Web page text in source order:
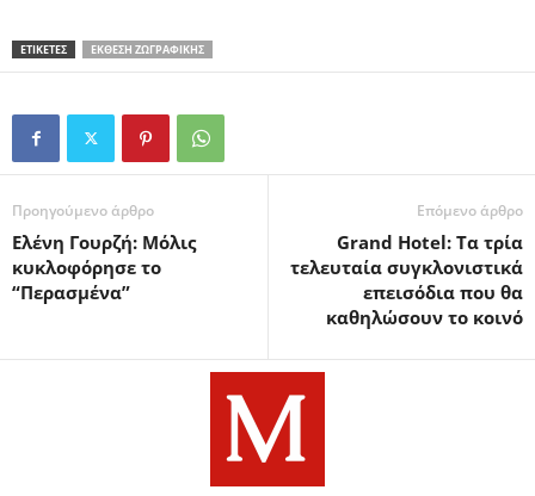
ΕΤΙΚΕΤΕΣ ΈΚΘΕΣΗ ΖΩΓΡΑΦΙΚΉΣ
Προηγούμενο άρθρο
Ελένη Γουρζή: Μόλις
κυκλοφόρησε το
“Περασμένα”
Επόμενο άρθρο
Grand Hotel: Τα τρία
τελευταία συγκλονιστικά
επεισόδια που θα
καθηλώσουν το κοινό